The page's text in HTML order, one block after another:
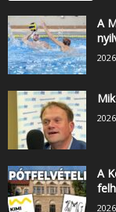
A
A